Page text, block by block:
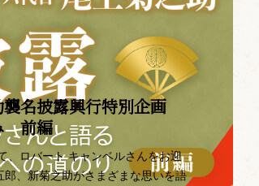
名披露興行特別企画 ――
前編
、ロバート キャンベルさんをお迎
、新菊之助がさまざまな思いを語